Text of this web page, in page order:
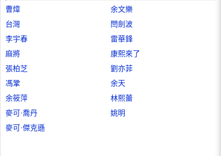
曹煒
余文樂
台灣
閆劍波
李宇春
雷華鋒
麻將
康熙來了
張柏芝
劉亦菲
馮鞏
余天
余筱萍
林熙蕾
麥可·喬丹
姚明
麥可·傑克遜